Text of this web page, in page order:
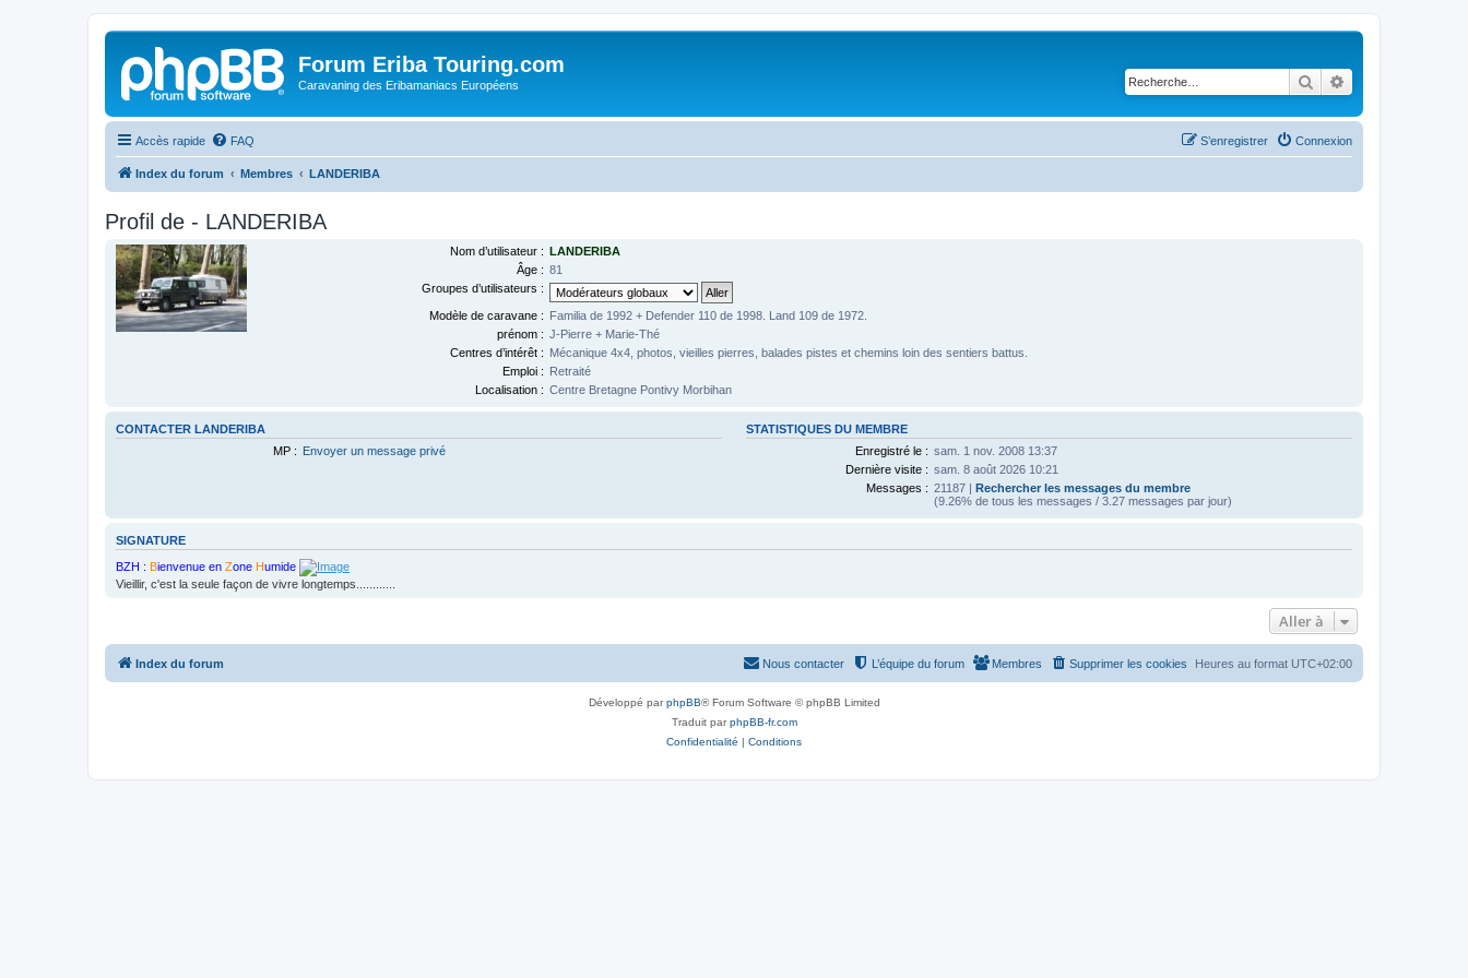
Forum Eriba Touring.com
Caravaning des Eribamaniacs Européens Rechercher
Accès rapide FAQ Connexion
S’enregistrer
Index du forum Membres LANDERIBA
Profil de - LANDERIBA
Nom d’utilisateur : LANDERIBA
Âge : 81
Groupes d’utilisateurs :
Modèle de caravane : Familia de 1992 + Defender 110 de 1998. Land 109 de 1972.
prénom : J-Pierre + Marie-Thé
Centres d’intérêt : Mécanique 4x4, photos, vieilles pierres, balades pistes et chemins loin des sentiers battus.
Emploi : Retraité
Localisation : Centre Bretagne Pontivy Morbihan
CONTACTER LANDERIBA
MP : Envoyer un message privé
STATISTIQUES DU MEMBRE
Enregistré le : sam. 1 nov. 2008 13:37
Dernière visite : sam. 8 août 2026 10:21
Messages : 21187 | Rechercher les messages du membre
(9.26% de tous les messages / 3.27 messages par jour)
SIGNATURE
BZH : Bienvenue en Zone Humide
Vieillir, c'est la seule façon de vivre longtemps............
Aller à
Index du forum Heures au format UTC+02:00
Supprimer les cookies
Membres
L’équipe du forum
Nous contacter
Développé parphpBB® Forum Software © phpBB Limited
Traduit parphpBB-fr.com
Confidentialité | Conditions